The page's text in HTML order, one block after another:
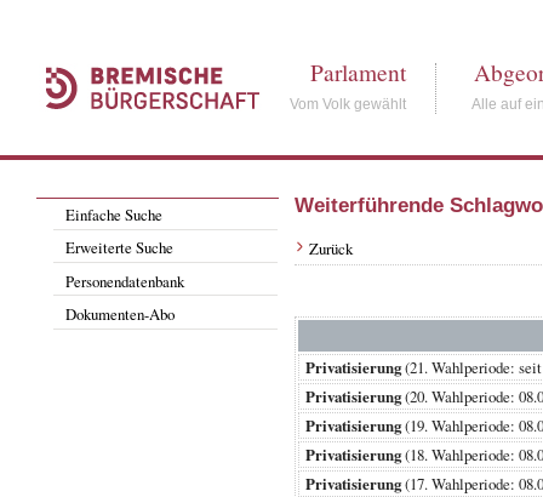
Parlament
Vom Volk gewählt Alle auf
Einfache Suche
Erweiterte Suche
Personendatenbank
Dokumenten-Abo
Weiterführende
Zurück
Privatisierung(21. Wahlperiode:
Privatisierung(20. Wahlperiode:
Privatisierung(19. Wahlperiode:
Privatisierung(18. Wahlperiode:
Privatisierung(17. Wahlperiode: